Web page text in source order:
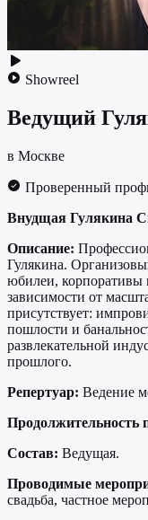
Showreel
Ведущий
в Москве
Проверенный
Внудщая Гулякина
Описание:
Гулякина.
юбилеи, корпоративы
зависимости от
присутствует:
пошлости и
развлекательной
прошлого.
Репертуар: Ведение
Продолжительность
Состав: Ведущая.
Проводимые
свадьба, частное